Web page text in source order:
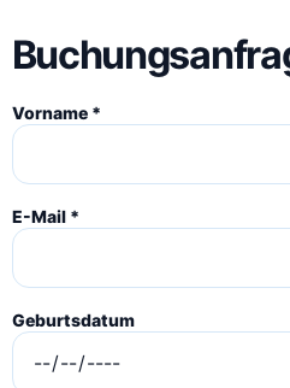
Vorname *
E-Mail *
Geburtsdatum